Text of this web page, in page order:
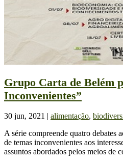
Grupo Carta de Belém
Inconvenientes”
30 jun, 2021 | alimentação,
A série compreende quatro debates
de temas inconvenientes aos
assuntos abordados pelos meios de